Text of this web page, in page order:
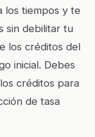
los tiempos y te
sin debilitar tu
los créditos del
inicial. Debes
créditos para
de tasa